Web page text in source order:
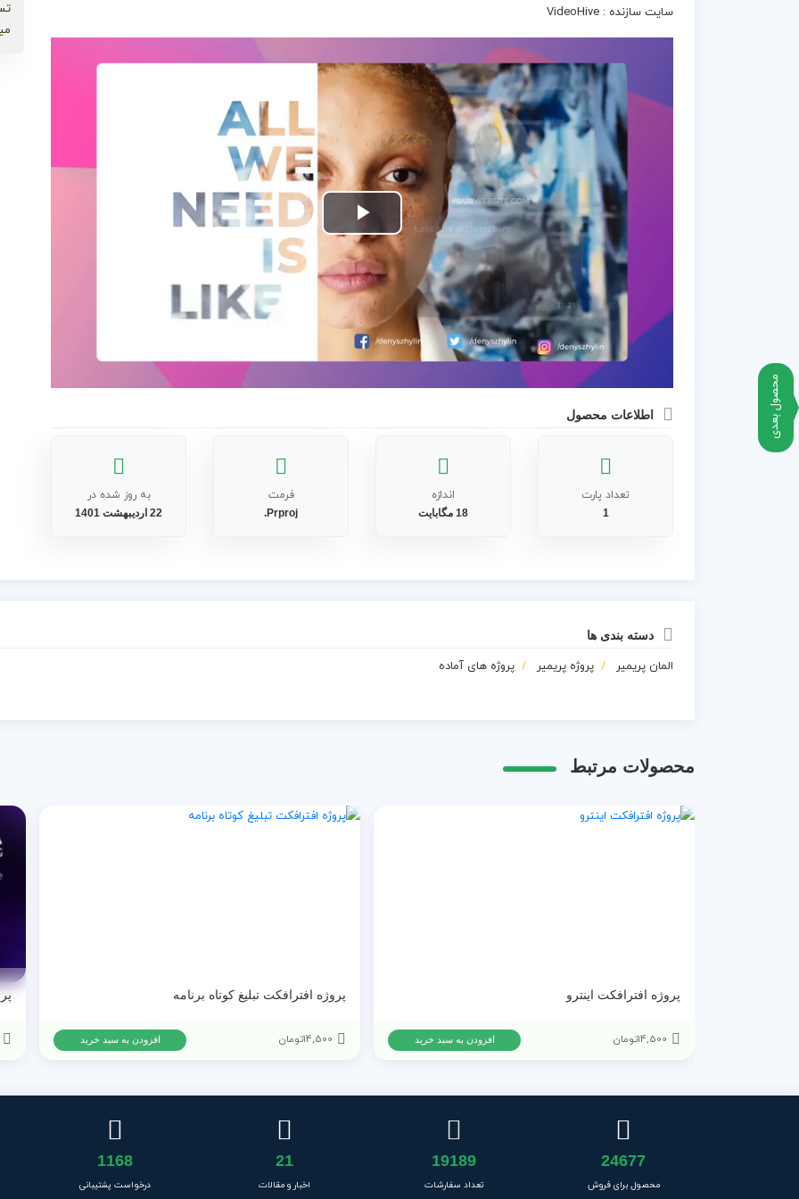
محصول بعدی
سایت سازنده : VideoHive
Play
Video
اطلاعات محصول
تعداد پارت
1
اندازه
18 مگابایت
فرمت
Prproj.
به روز شده در
22 اردیبهشت 1401
دسته بندی ها
المان پریمیر پروژه پریمیر پروژه های آماده
محصولات مرتبط
پروژه افترافکت اینترو
14,500تومان افزودن به سبد خرید
پروژه افترافکت تبلیغ کوتاه برنامه
14,500تومان افزودن به سبد خرید
24677
محصول برای فروش
19189
تعداد سفارشات
21
اخبار و مقالات
1168
درخواست پشتیبانی